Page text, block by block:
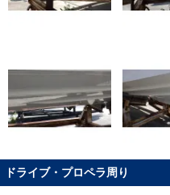
ドライブ・プロペラ周り